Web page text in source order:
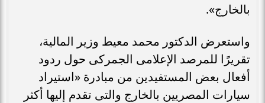
بالخارج».
واستعرض الدكتور محمد معيط وزير المالية،
تقريرًا للمرصد الإعلامى الجمركى حول ردود
أفعال بعض المستفيدين من مبادرة «استيراد
سيارات المصريين بالخارج والتى تقدم إليها أكثر